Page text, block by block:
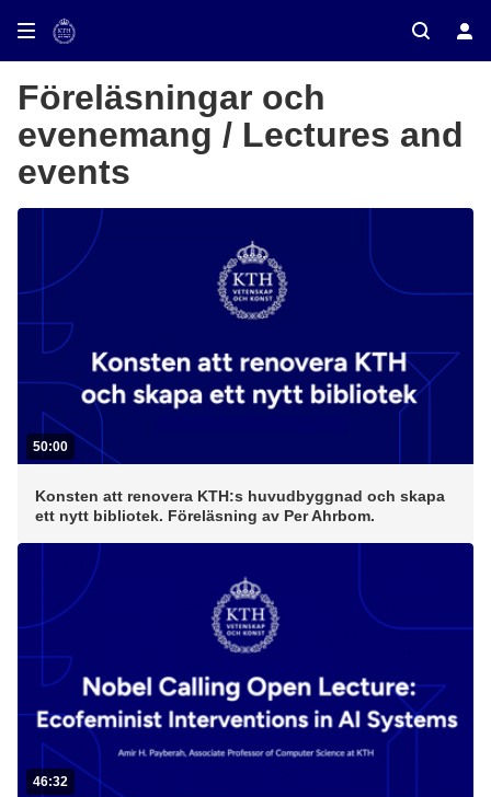
Föreläsningar och
evenemang / Lectures and
events
50:00
Konsten att renovera KTH:s huvudbyggnad och skapa
ett nytt bibliotek. Föreläsning av Per Ahrbom.
46:32